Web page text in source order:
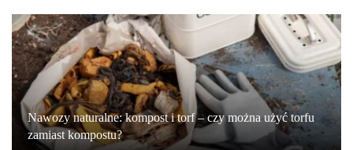
Nawozy naturalne: kompost i torf – czy można użyć torfu
zamiast kompostu?